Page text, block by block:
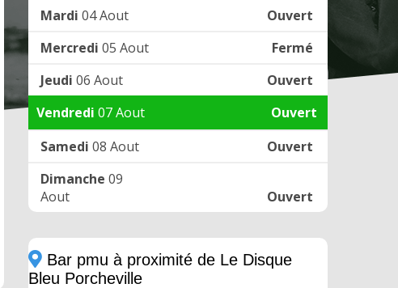
Mardi 04 Aout
Ouvert
Mercredi 05 Aout
Fermé
Jeudi 06 Aout
Ouvert
Vendredi 07 Aout
Ouvert
Samedi 08 Aout
Ouvert
Dimanche 09
Aout
Ouvert
Bar pmu à proximité de Le Disque
Bleu Porcheville